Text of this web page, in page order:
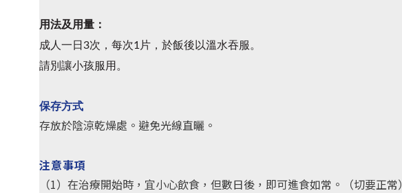
用法及用量：
成人一日3次，每次1片，於飯後以溫水吞服。
請別讓小孩服用。
保存方式
存放於陰涼乾燥處。避免光線直曬。
注意事項
（1）在治療開始時，宜小心飲食，但數日後，即可進食如常。（切要正常）